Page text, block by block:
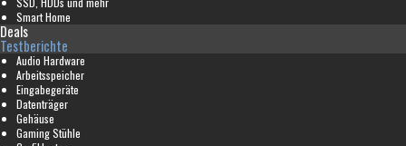
Smart Home
Deals
Testberichte
Audio Hardware
Arbeitsspeicher
Eingabegeräte
Datenträger
Gehäuse
Gaming Stühle